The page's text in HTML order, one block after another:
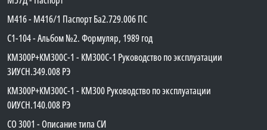
М416 - М416/1 Паспорт Ба2.729.006 ПС
C1-104 - Альбом №2. Формуляр, 1989 год
КМ300Р+КМ300С-1 - КМ300C-1 Руководство по эксплуатации
3ИУСН.349.008 РЭ
КМ300Р+КМ300С-1 - КМ300 Руководство по эксплуатации
0ИУСН.140.008 РЭ
СО 3001 - Описание типа СИ